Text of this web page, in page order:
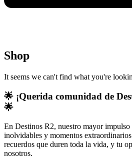
Shop
It seems we can't find what you're
🌟 ¡Querida comunidad de
🌟
En Destinos R2, nuestro mayor impulso
inolvidables y momentos
recuerdos que duren toda la vida, y tu
nosotros.